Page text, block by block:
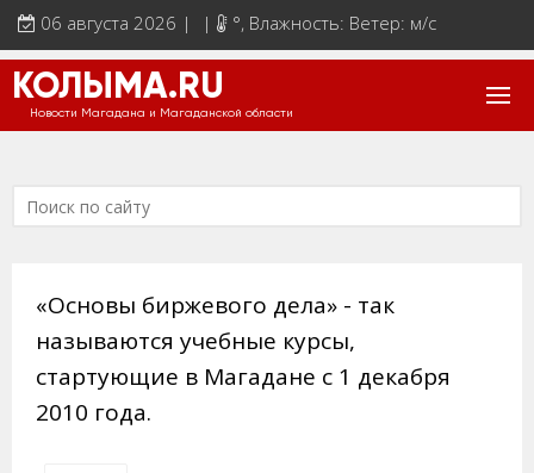
06 августа 2026 | | °, Влажность: Ветер: м/с
КОЛЫМА.RU
Новости Магадана и Магаданской области
«Основы биржевого дела» - так
называются учебные курсы,
стартующие в Магадане с 1 декабря
2010 года.